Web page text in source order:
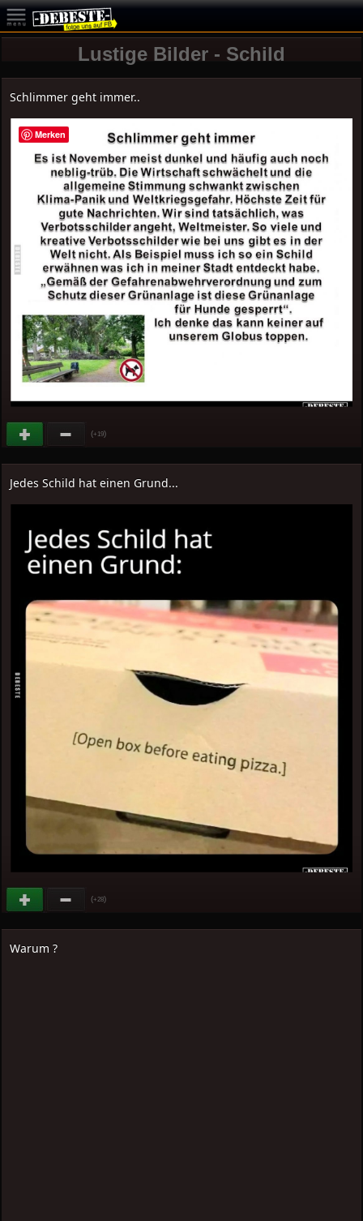
Lustige Bilder - Schild
Schlimmer geht immer..
(+19)
Jedes Schild hat einen Grund...
(+28)
Warum ?
Merken